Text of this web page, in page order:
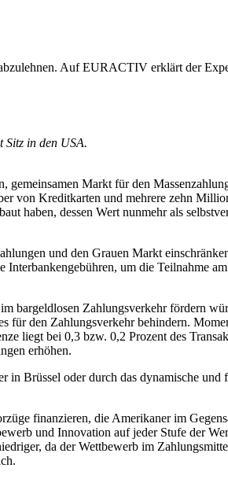
Auf EURACTIV erklärt der
Sitz in den USA.
Markt für den
von Kreditkarten und mehrere zehn
haben, dessen Wert nunmehr als
und den Grauen Markt
um die Teilnahme
bargeldlosen Zahlungsverkehr fördern
für den Zahlungsverkehr behindern.
liegt bei 0,3 bzw. 0,2 Prozent des
erhöhen.
in Brüssel oder durch das dynamische
finanzieren, die Amerikaner im
und Innovation auf jeder Stufe der
da der Wettbewerb im